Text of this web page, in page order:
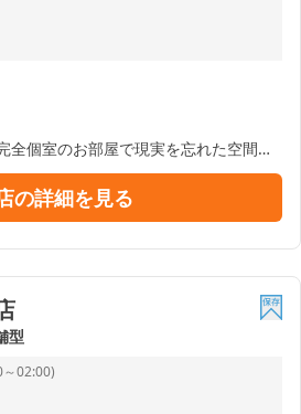
全個室のお部屋で現実を忘れた空間を
が選び抜いた厳選したセラピストと、
使用した当店でしか味わえないとびっ
ピストで是非とも堪能してくださ
の詳細を見る
型
02:00)